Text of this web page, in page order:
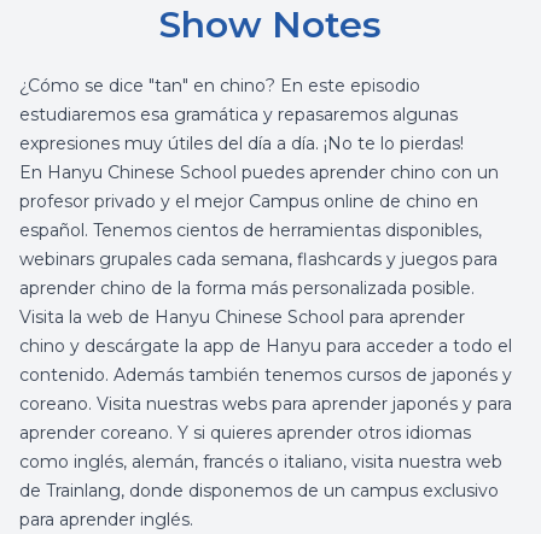
Show Notes
¿Cómo se dice "tan" en chino? En este episodio
estudiaremos esa gramática y repasaremos algunas
expresiones muy útiles del día a día. ¡No te lo pierdas!
En Hanyu Chinese School puedes aprender chino con un
profesor privado y el mejor Campus online de chino en
español. Tenemos cientos de herramientas disponibles,
webinars grupales cada semana, flashcards y juegos para
aprender chino de la forma más personalizada posible.
Visita la web de Hanyu Chinese School para aprender
chino y descárgate la app de Hanyu para acceder a todo el
contenido. Además también tenemos cursos de japonés y
coreano. Visita nuestras webs para aprender japonés y para
aprender coreano. Y si quieres aprender otros idiomas
como inglés, alemán, francés o italiano, visita nuestra web
de Trainlang, donde disponemos de un campus exclusivo
para aprender inglés.